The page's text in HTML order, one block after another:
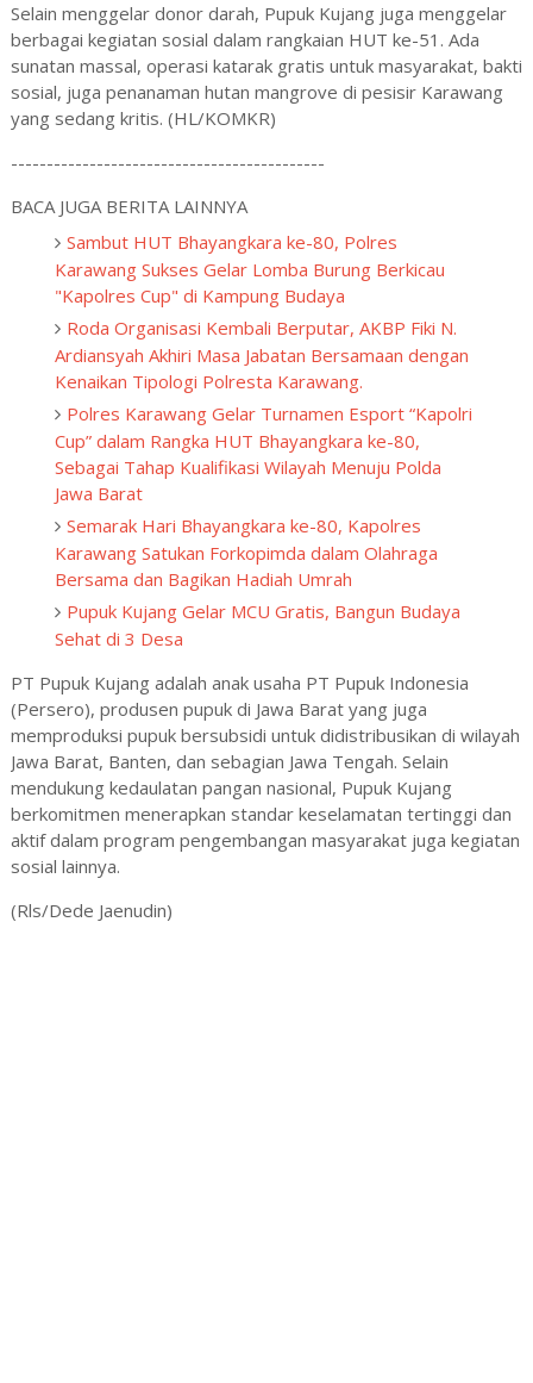
Selain menggelar donor darah, Pupuk Kujang juga menggelar
berbagai kegiatan sosial dalam rangkaian HUT ke-51. Ada
sunatan massal, operasi katarak gratis untuk masyarakat, bakti
sosial, juga penanaman hutan mangrove di pesisir Karawang
yang sedang kritis. (HL/KOMKR)
--------------------------------------------
BACA JUGA BERITA LAINNYA
Sambut HUT Bhayangkara ke-80, Polres
Karawang Sukses Gelar Lomba Burung Berkicau
"Kapolres Cup" di Kampung Budaya
Roda Organisasi Kembali Berputar, AKBP Fiki N.
Ardiansyah Akhiri Masa Jabatan Bersamaan dengan
Kenaikan Tipologi Polresta Karawang.
Polres Karawang Gelar Turnamen Esport “Kapolri
Cup” dalam Rangka HUT Bhayangkara ke-80,
Sebagai Tahap Kualifikasi Wilayah Menuju Polda
Jawa Barat
Semarak Hari Bhayangkara ke-80, Kapolres
Karawang Satukan Forkopimda dalam Olahraga
Bersama dan Bagikan Hadiah Umrah
Pupuk Kujang Gelar MCU Gratis, Bangun Budaya
Sehat di 3 Desa
PT Pupuk Kujang adalah anak usaha PT Pupuk Indonesia
(Persero), produsen pupuk di Jawa Barat yang juga
memproduksi pupuk bersubsidi untuk didistribusikan di wilayah
Jawa Barat, Banten, dan sebagian Jawa Tengah. Selain
mendukung kedaulatan pangan nasional, Pupuk Kujang
berkomitmen menerapkan standar keselamatan tertinggi dan
aktif dalam program pengembangan masyarakat juga kegiatan
sosial lainnya.
(Rls/Dede Jaenudin)